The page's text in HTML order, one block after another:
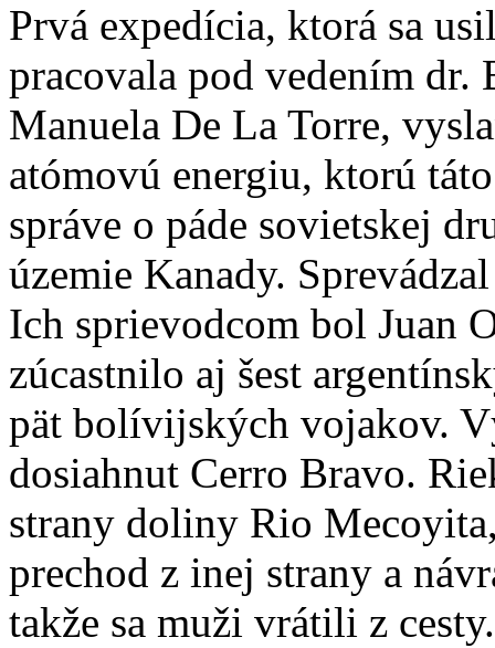
Prvá expedícia, ktorá sa
pracovala pod vedením dr.
Manuela De La Torre,
atómovú energiu, ktorú
správe o páde sovietskej
územie Kanady.
Ich sprievodcom bol Juan
zúcastnilo aj šest
pät bolívijských vojakov.
dosiahnut Cerro Bravo.
strany doliny Rio
prechod z inej strany a
takže sa muži vrátili z cesty.